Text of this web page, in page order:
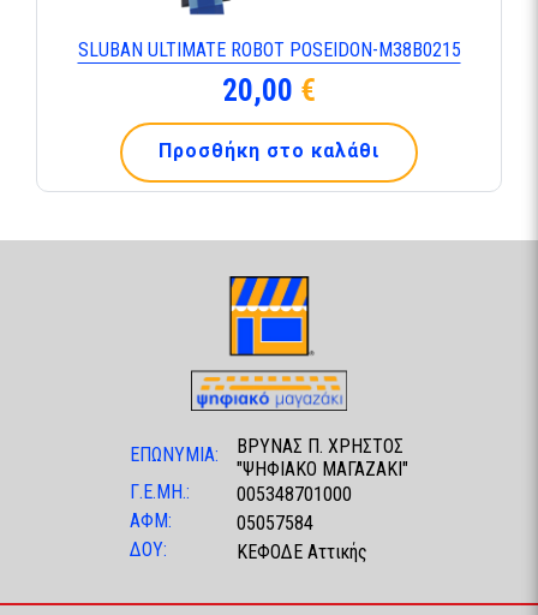
SLUBAN ULTIMATE ROBOT POSEIDON-Μ38Β0215
20,00 €
Προσθήκη στο καλάθι
ΕΠΩΝΥΜΙΑ:
ΒΡΥΝΑΣ Π. ΧΡΗΣΤΟΣ
"ΨΗΦΙΑΚΟ ΜΑΓΑΖΑΚΙ"
Γ.Ε.ΜΗ.:
005348701000
ΑΦΜ:
05057584
ΔΟΥ:
ΚΕΦΟΔΕ Αττικής